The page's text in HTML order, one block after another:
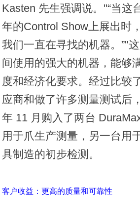
Kasten 先生强调说。"“当这
年的Control Show上展出时
我们一直在寻找的机器。”"
间使用的强大的机器，能够
度和经济化要求。经过比较
应商和做了许多测量测试后
年 11 月购入了两台
用于爪生产测量，另一台用
具制造的初步检测。
客户收益：更高的质量和可靠性